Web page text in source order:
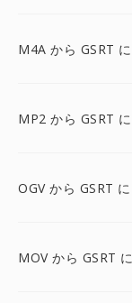
M4A から GSRT に
MP2 から GSRT に
OGV から GSRT に
MOV から GSRT に